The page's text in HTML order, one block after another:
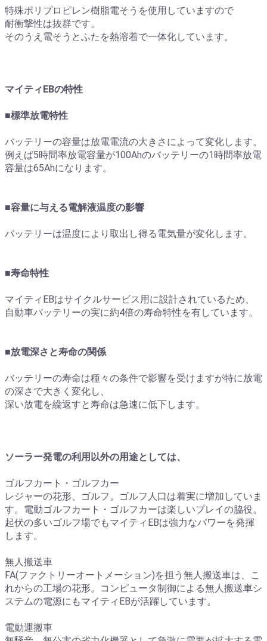
特殊ポリプロピレン樹脂電そうを使用していますので
耐衝撃性は抜群です。
そのうえ電そうとふたを熱溶着で一体化しています。
マイティEBの特性
■標準放電特性
バッテリーの容量は放電電流の大きさによって変化します。
例えば5時間率放電容量が100Ahのバッテリーの1時間率放電
容量は65Ahになります。
■容量に与える電解液温度の影響
バッテリーは温度により取出し得る電気量が変化します。
■寿命特性
マイティEBはサイクルサービス用に設計されているため、
自動車バッテリーの実に約4倍の寿命特性を有しています。
■放電深さと寿命の関係
バッテリーの寿命は種々の条件で影響を受けますが特に放電
の深さで大きく変化し、
深い放電を繰返すと寿命は急速に低下します。
ソーラー発電の利用以外の用途としては、
ゴルフカート・ゴルフカー
レジャーの花形、ゴルフ。ゴルフ人口は着実に増加していま
す。電動ゴルフカート・ゴルフカーは楽しいプレイの脇役。
起伏の多いゴルフ場でもマイティEBは強力なパワーを発揮
します。
無人搬送車
FA(ファクトリーオートメーション)を担う無人搬送車は、こ
れからの工場の花形。コンピュータ制御による無人搬送車シ
ステムの電源にもマイティEBが活躍しています。
電動運搬車